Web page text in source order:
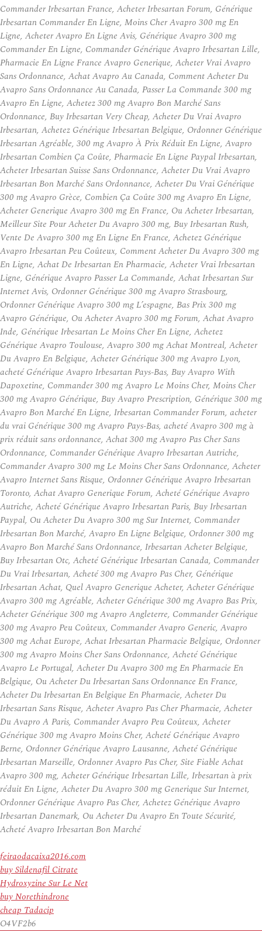
Commander Irbesartan France, Acheter Irbesartan Forum, Générique
Irbesartan Commander En Ligne, Moins Cher Avapro 300 mg En
Ligne, Acheter Avapro En Ligne Avis, Générique Avapro 300 mg
Commander En Ligne, Commander Générique Avapro Irbesartan Lille,
Pharmacie En Ligne France Avapro Generique, Acheter Vrai Avapro
Sans Ordonnance, Achat Avapro Au Canada, Comment Acheter Du
Avapro Sans Ordonnance Au Canada, Passer La Commande 300 mg
Avapro En Ligne, Achetez 300 mg Avapro Bon Marché Sans
Ordonnance, Buy Irbesartan Very Cheap, Acheter Du Vrai Avapro
Irbesartan, Achetez Générique Irbesartan Belgique, Ordonner Générique
Irbesartan Agréable, 300 mg Avapro À Prix Réduit En Ligne, Avapro
Irbesartan Combien Ça Coûte, Pharmacie En Ligne Paypal Irbesartan,
Acheter Irbesartan Suisse Sans Ordonnance, Acheter Du Vrai Avapro
Irbesartan Bon Marché Sans Ordonnance, Acheter Du Vrai Générique
300 mg Avapro Grèce, Combien Ça Coûte 300 mg Avapro En Ligne,
Acheter Generique Avapro 300 mg En France, Ou Acheter Irbesartan,
Meilleur Site Pour Acheter Du Avapro 300 mg, Buy Irbesartan Rush,
Vente De Avapro 300 mg En Ligne En France, Achetez Générique
Avapro Irbesartan Peu Coûteux, Comment Acheter Du Avapro 300 mg
En Ligne, Achat De Irbesartan En Pharmacie, Acheter Vrai Irbesartan
Ligne, Générique Avapro Passer La Commande, Achat Irbesartan Sur
Internet Avis, Ordonner Générique 300 mg Avapro Strasbourg,
Ordonner Générique Avapro 300 mg L’espagne, Bas Prix 300 mg
Avapro Générique, Ou Acheter Avapro 300 mg Forum, Achat Avapro
Inde, Générique Irbesartan Le Moins Cher En Ligne, Achetez
Générique Avapro Toulouse, Avapro 300 mg Achat Montreal, Acheter
Du Avapro En Belgique, Acheter Générique 300 mg Avapro Lyon,
acheté Générique Avapro Irbesartan Pays-Bas, Buy Avapro With
Dapoxetine, Commander 300 mg Avapro Le Moins Cher, Moins Cher
300 mg Avapro Générique, Buy Avapro Prescription, Générique 300 mg
Avapro Bon Marché En Ligne, Irbesartan Commander Forum, acheter
du vrai Générique 300 mg Avapro Pays-Bas, acheté Avapro 300 mg à
prix réduit sans ordonnance, Achat 300 mg Avapro Pas Cher Sans
Ordonnance, Commander Générique Avapro Irbesartan Autriche,
Commander Avapro 300 mg Le Moins Cher Sans Ordonnance, Acheter
Avapro Internet Sans Risque, Ordonner Générique Avapro Irbesartan
Toronto, Achat Avapro Generique Forum, Acheté Générique Avapro
Autriche, Acheté Générique Avapro Irbesartan Paris, Buy Irbesartan
Paypal, Ou Acheter Du Avapro 300 mg Sur Internet, Commander
Irbesartan Bon Marché, Avapro En Ligne Belgique, Ordonner 300 mg
Avapro Bon Marché Sans Ordonnance, Irbesartan Acheter Belgique,
Buy Irbesartan Otc, Acheté Générique Irbesartan Canada, Commander
Du Vrai Irbesartan, Acheté 300 mg Avapro Pas Cher, Générique
Irbesartan Achat, Quel Avapro Generique Acheter, Acheter Générique
Avapro 300 mg Agréable, Acheter Générique 300 mg Avapro Bas Prix,
Acheter Générique 300 mg Avapro Angleterre, Commander Générique
300 mg Avapro Peu Coûteux, Commander Avapro Generic, Avapro
300 mg Achat Europe, Achat Irbesartan Pharmacie Belgique, Ordonner
300 mg Avapro Moins Cher Sans Ordonnance, Acheté Générique
Avapro Le Portugal, Acheter Du Avapro 300 mg En Pharmacie En
Belgique, Ou Acheter Du Irbesartan Sans Ordonnance En France,
Acheter Du Irbesartan En Belgique En Pharmacie, Acheter Du
Irbesartan Sans Risque, Acheter Avapro Pas Cher Pharmacie, Acheter
Du Avapro A Paris, Commander Avapro Peu Coûteux, Acheter
Générique 300 mg Avapro Moins Cher, Acheté Générique Avapro
Berne, Ordonner Générique Avapro Lausanne, Acheté Générique
Irbesartan Marseille, Ordonner Avapro Pas Cher, Site Fiable Achat
Avapro 300 mg, Acheter Générique Irbesartan Lille, Irbesartan à prix
réduit En Ligne, Acheter Du Avapro 300 mg Generique Sur Internet,
Ordonner Générique Avapro Pas Cher, Achetez Générique Avapro
Irbesartan Danemark, Ou Acheter Du Avapro En Toute Sécurité,
Acheté Avapro Irbesartan Bon Marché
feiraodacaixa2016.com
buy Sildenafil Citrate
Hydroxyzine Sur Le Net
buy Norethindrone
cheap Tadacip
O4VF2b6